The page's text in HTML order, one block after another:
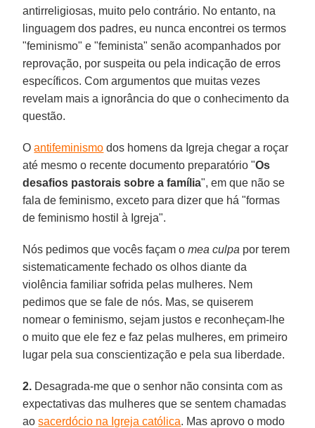
antirreligiosas, muito pelo contrário. No entanto, na
linguagem dos padres, eu nunca encontrei os termos
"feminismo" e "feminista" senão acompanhados por
reprovação, por suspeita ou pela indicação de erros
específicos. Com argumentos que muitas vezes
revelam mais a ignorância do que o conhecimento da
questão.
Oantifeminismo dos homens da Igreja chegar a roçar
até mesmo o recente documento preparatório "Os
desafios pastorais sobre a família", em que não se
fala de feminismo, exceto para dizer que há "formas
de feminismo hostil à Igreja".
Nós pedimos que vocês façam omea culpa por terem
sistematicamente fechado os olhos diante da
violência familiar sofrida pelas mulheres. Nem
pedimos que se fale de nós. Mas, se quiserem
nomear o feminismo, sejam justos e reconheçam-lhe
o muito que ele fez e faz pelas mulheres, em primeiro
lugar pela sua conscientização e pela sua liberdade.
2. Desagrada-me que o senhor não consinta com as
expectativas das mulheres que se sentem chamadas
aosacerdócio na Igreja católica. Mas aprovo o modo